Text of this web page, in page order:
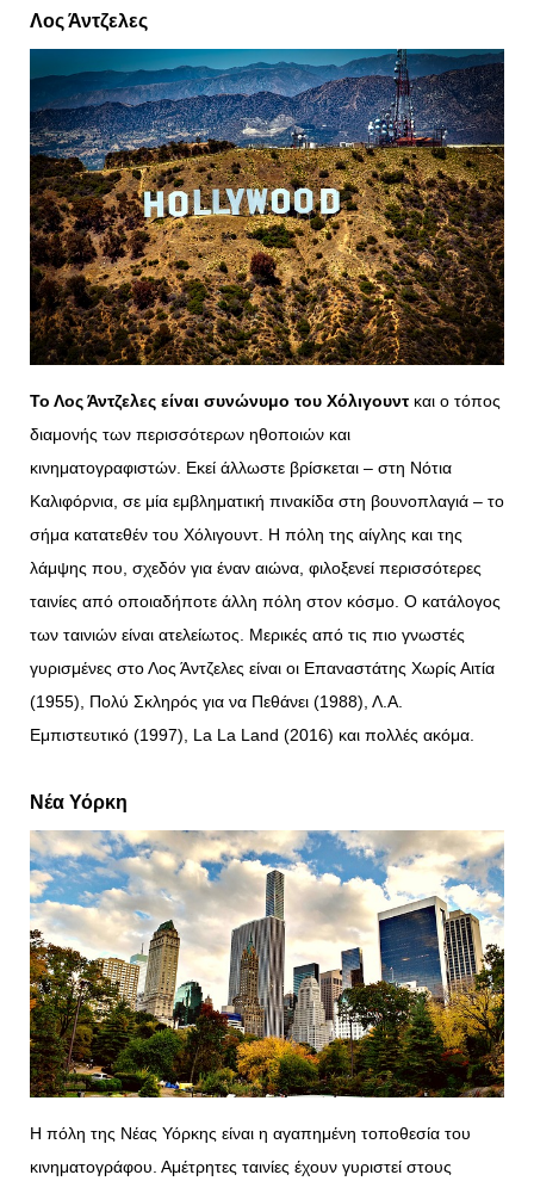
Λος Άντζελες
Το Λος Άντζελες είναι συνώνυμο του Χόλιγουντ και ο τόπος
διαμονής των περισσότερων ηθοποιών και
κινηματογραφιστών. Εκεί άλλωστε βρίσκεται – στη Νότια
Καλιφόρνια, σε μία εμβληματική πινακίδα στη βουνοπλαγιά – το
σήμα κατατεθέν του Χόλιγουντ. Η πόλη της αίγλης και της
λάμψης που, σχεδόν για έναν αιώνα, φιλοξενεί περισσότερες
ταινίες από οποιαδήποτε άλλη πόλη στον κόσμο. Ο κατάλογος
των ταινιών είναι ατελείωτος. Μερικές από τις πιο γνωστές
γυρισμένες στο Λος Άντζελες είναι οι Επαναστάτης Χωρίς Αιτία
(1955), Πολύ Σκληρός για να Πεθάνει (1988), Λ.Α.
Εμπιστευτικό (1997), La La Land (2016) και πολλές ακόμα.
Νέα Υόρκη
Η πόλη της Νέας Υόρκης είναι η αγαπημένη τοποθεσία του
κινηματογράφου. Αμέτρητες ταινίες έχουν γυριστεί στους